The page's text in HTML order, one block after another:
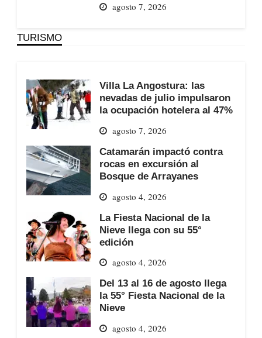
agosto 7, 2026
TURISMO
Villa La Angostura: las
nevadas de julio impulsaron
la ocupación hotelera al 47%
agosto 7, 2026
Catamarán impactó contra
rocas en excursión al
Bosque de Arrayanes
agosto 4, 2026
La Fiesta Nacional de la
Nieve llega con su 55°
edición
agosto 4, 2026
Del 13 al 16 de agosto llega
la 55° Fiesta Nacional de la
Nieve
agosto 4, 2026